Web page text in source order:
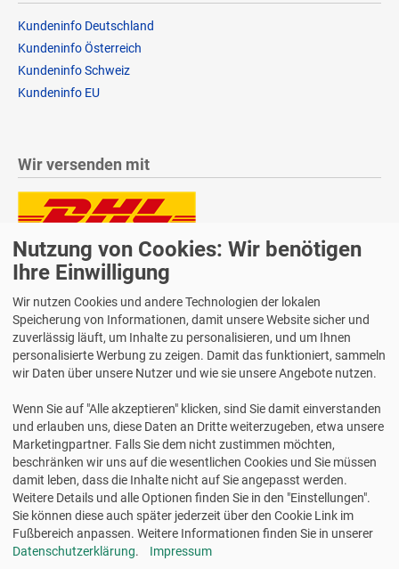
Kundeninfo Deutschland
Kundeninfo Österreich
Kundeninfo Schweiz
Kundeninfo EU
Wir versenden mit
Lieferung auch an Packstationen und Postfilialen
Samstagszustellung
Bequeme Zahlung über Paypal
2 Jahre Gewährleistung
Alle Texte, Grafiken, Bilder und das Layout sind urheberrechtlich
geschützt und dürfen nicht ohne ausdrückliche, schriftliche
Erlaubnis weiterverwendet werden.
© 2026 bits&paper GmbH - Avery Zweckform Fachshop - Meto
9517182 Preisauszeichner-Etiketten, 1-zeilig, 22 x 12 mm
Nutzung von Cookies: Wir benötigen
Ihre Einwilligung
Wir nutzen Cookies und andere Technologien der lokalen
Speicherung von Informationen, damit unsere Website sicher und
zuverlässig läuft, um Inhalte zu personalisieren, und um Ihnen
personalisierte Werbung zu zeigen. Damit das funktioniert, sammeln
wir Daten über unsere Nutzer und wie sie unsere Angebote nutzen.
Wenn Sie auf "Alle akzeptieren" klicken, sind Sie damit einverstanden
und erlauben uns, diese Daten an Dritte weiterzugeben, etwa unsere
Marketingpartner. Falls Sie dem nicht zustimmen möchten,
beschränken wir uns auf die wesentlichen Cookies und Sie müssen
damit leben, dass die Inhalte nicht auf Sie angepasst werden.
Weitere Details und alle Optionen finden Sie in den "Einstellungen".
Sie können diese auch später jederzeit über den Cookie Link im
Fußbereich anpassen. Weitere Informationen finden Sie in unserer
Datenschutzerklärung. Impressum